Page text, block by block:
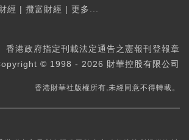
經 | 攬富財經 | 更多...
香港政府指定刊載法定通告之憲報刊登報章
© 1998 - 2026 財華控股有限公司
香港財華社版權所有,未經同意不得轉載。